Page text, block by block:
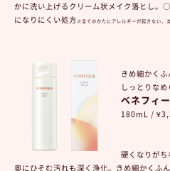
かに洗い上げるクリーム状メイク落とし。
になりにくい処方 ※全てのかたにアレルギーが起きない、
きめ細かく
しっとりな
ベネフィ
180mL /
硬くなりが
奥にひそむ汚れも深く浄化。きめ細かくふ